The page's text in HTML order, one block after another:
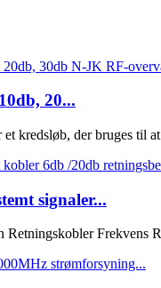
20...
kredsløb, der bruges til
signaler...
Frekvens